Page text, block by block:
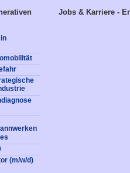
(m/w/d)
Jobs & Karriere -